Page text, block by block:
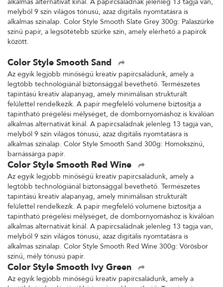
melyből 9 szín világos tónusú, azaz digitális nyomtatásra is
alkalmas színalap. Color Style Smooth Slate Grey 300g: Palaszürke
színű papír, a legsötétebb szürke szín, amely elérhető a papírok
között.
Color Style Smooth Sand
Az egyik legjobb minőségű kreatív papírcsaládunk, amely a
legtöbb technológiánál biztonsággal bevethető. Természetes
tapintású kreatív alapanyag, amely minimálisan strukturált
felülettel rendelkezik. A papír megfelelő volumene biztosítja a
tapintható prégelési mélységet, de dombornyomáshoz is kiválóan
alkalmas alternatívát kínál. A papírcsaládnak jelenleg 13 tagja van,
melyből 9 szín világos tónusú, azaz digitális nyomtatásra is
alkalmas színalap. Color Style Smooth Sand 300g: Homokszínű,
barnássárga papír.
Color Style Smooth Red Wine
Az egyik legjobb minőségű kreatív papírcsaládunk, amely a
legtöbb technológiánál biztonsággal bevethető. Természetes
tapintású kreatív alapanyag, amely minimálisan strukturált
felülettel rendelkezik. A papír megfelelő volumene biztosítja a
tapintható prégelési mélységet, de dombornyomáshoz is kiválóan
alkalmas alternatívát kínál. A papírcsaládnak jelenleg 13 tagja van,
melyből 9 szín világos tónusú, azaz digitális nyomtatásra is
alkalmas színalap. Color Style Smooth Red Wine 300g: Vörösbor
színű, mély tónusú papír.
Color Style Smooth Ivy Green
Az egyik legjobb minőségű kreatív papírcsaládunk, amely a